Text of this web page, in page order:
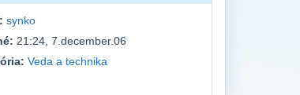
synko
21:24, 7.december.06
Veda a technika